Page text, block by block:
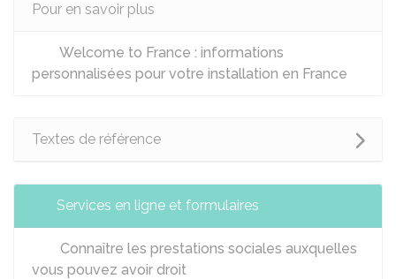
Pour en savoir plus
Welcome to France : informations
personnalisées pour votre installation en France
Textes de référence
Services en ligne et formulaires
Connaître les prestations sociales auxquelles
vous pouvez avoir droit